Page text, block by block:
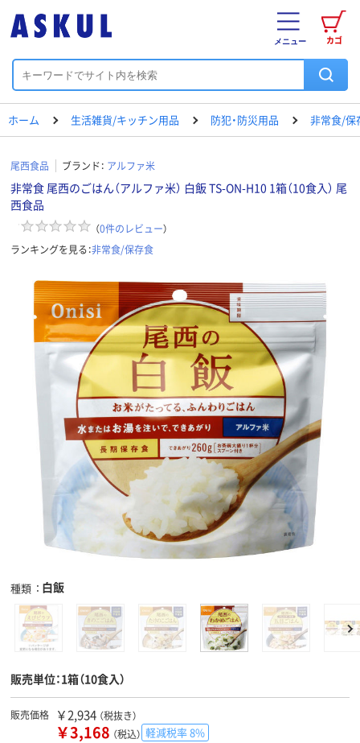
カゴ
メニュー
ホーム 生活雑貨/キッチン用品 防犯・防災用品 非常食/保
尾西食品 ブランド： アルファ米
非常食 尾西のごはん（アルファ米） 白飯 TS-ON-H10 1箱（10食入） 尾
西食品
（0件のレビュー）
ランキングを見る：非常食/保存食
種類 白飯
販売単位：1箱（10食入）
販売価格 ￥2,934 （税抜き）
￥3,168 （税込） 軽減税率 8%